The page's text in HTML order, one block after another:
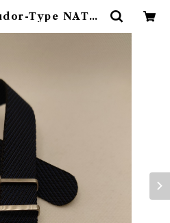
Type NATO